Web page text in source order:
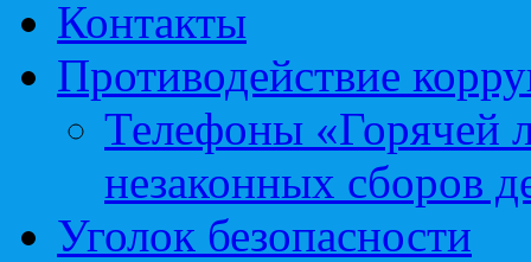
Контакты
Противодействие
Телефоны «Горячей
незаконных сборов
Уголок безопасности